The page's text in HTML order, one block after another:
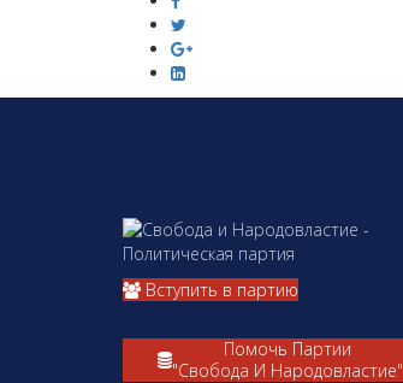
Вступить в партию
Помочь Партии
"Свобода И Народовластие"